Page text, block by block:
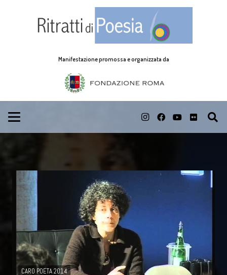
Manifestazione promossa e organizzata da
CARO POETA 2014